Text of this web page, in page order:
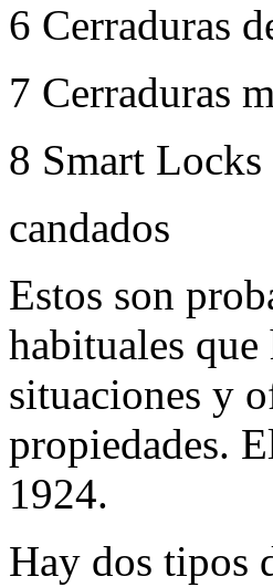
6 Cerraduras
7 Cerraduras
8 Smart Locks
candados
Estos son
habituales
situaciones y
propiedades.
1924.
Hay dos tipos